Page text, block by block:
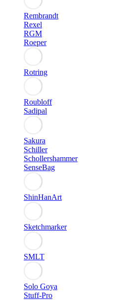
Rembrandt
Rexel
RGM
Roeper
Rotring
Roubloff
Sadipal
Sakura
Schiller
Schollershammer
SenseBag
ShinHanArt
Sketchmarker
SMLT
Solo Goya
Stuff-Pro